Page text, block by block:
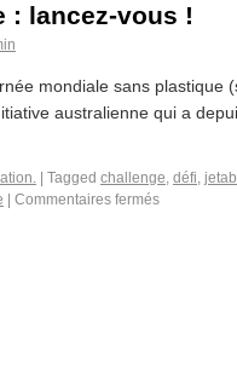
: lancez-vous !
mondiale sans plastique
australienne qui a
Tagged challenge, défi,
Commentaires fermés